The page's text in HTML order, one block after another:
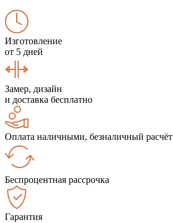
Изготовление
от 5 дней
Замер, дизайн
и доставка бесплатно
Оплата наличными, безналичный расчёт
Беспроцентная рассрочка
Гарантия